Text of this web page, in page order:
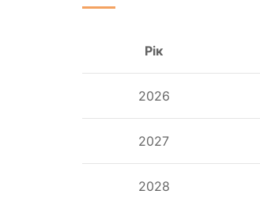
Рік
2026
2027
2028